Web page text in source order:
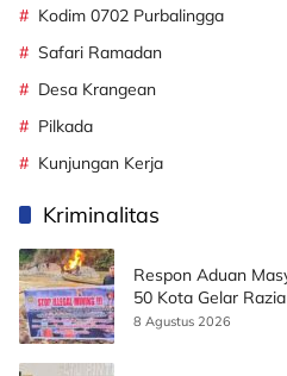
Kodim 0702 Purbalingga
Safari Ramadan
Desa Krangean
Pilkada
Kunjungan Kerja
Kriminalitas
Respon Aduan
50 Kota Gelar
8 Agustus 2026